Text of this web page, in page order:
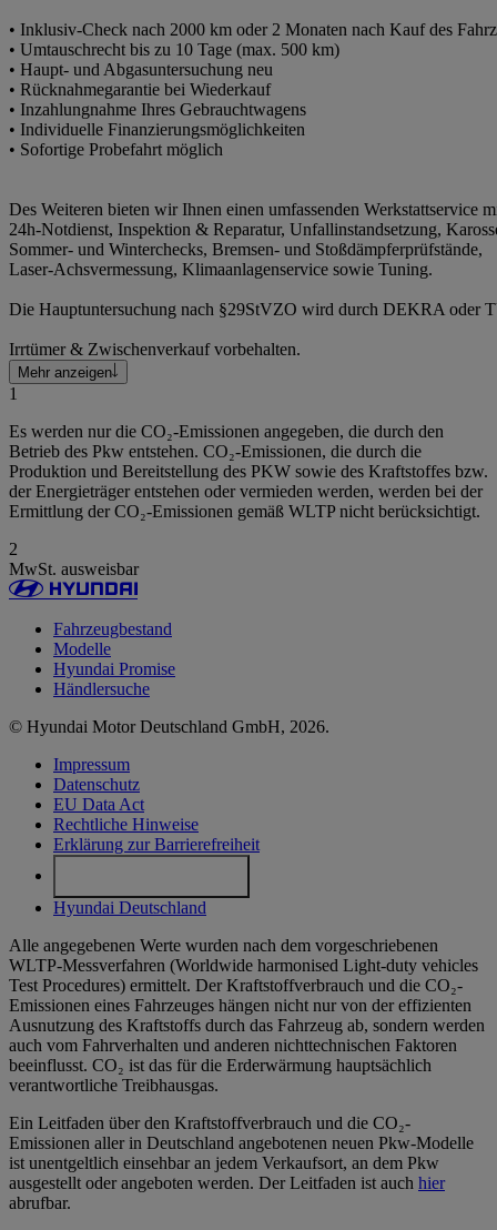
• Inklusiv-Check nach 2000 km oder 2 Monaten nach Kauf des
• Umtauschrecht bis zu 10 Tage (max. 500 km)
• Haupt- und Abgasuntersuchung neu
• Rücknahmegarantie bei Wiederkauf
• Inzahlungnahme Ihres Gebrauchtwagens
• Individuelle Finanzierungsmöglichkeiten
• Sofortige Probefahrt möglich
Des Weiteren bieten wir Ihnen einen umfassenden Werkstattservice
24h-Notdienst, Inspektion & Reparatur, Unfallinstandsetzung,
Sommer- und Winterchecks, Bremsen- und Stoßdämpferprüfstände,
Laser-Achsvermessung, Klimaanlagenservice sowie Tuning.
Die Hauptuntersuchung nach §29StVZO wird durch DEKRA oder
Irrtümer & Zwischenverkauf vorbehalten.
Mehr anzeigen
1
Es werden nur die CO₂-Emissionen angegeben, die durch den
Betrieb des Pkw entstehen. CO₂-Emissionen, die durch die
Produktion und Bereitstellung des PKW sowie des Kraftstoffes bzw.
der Energieträger entstehen oder vermieden werden, werden bei der
Ermittlung der CO₂-Emissionen gemäß WLTP nicht berücksichtigt.
2
MwSt. ausweisbar
Fahrzeugbestand
Modelle
Hyundai Promise
Händlersuche
© Hyundai Motor Deutschland GmbH, 2026.
Impressum
Datenschutz
EU Data Act
Rechtliche Hinweise
Erklärung zur Barrierefreiheit
Hyundai Deutschland
Alle angegebenen Werte wurden nach dem vorgeschriebenen
WLTP-Messverfahren (Worldwide harmonised Light-duty vehicles
Test Procedures) ermittelt. Der Kraftstoffverbrauch und die CO₂-
Emissionen eines Fahrzeuges hängen nicht nur von der effizienten
Ausnutzung des Kraftstoffs durch das Fahrzeug ab, sondern werden
auch vom Fahrverhalten und anderen nichttechnischen Faktoren
beeinflusst. CO₂ ist das für die Erderwärmung hauptsächlich
verantwortliche Treibhausgas.
Ein Leitfaden über den Kraftstoffverbrauch und die CO₂-
Emissionen aller in Deutschland angebotenen neuen Pkw-Modelle
ist unentgeltlich einsehbar an jedem Verkaufsort, an dem Pkw
ausgestellt oder angeboten werden. Der Leitfaden ist auch hier
abrufbar.